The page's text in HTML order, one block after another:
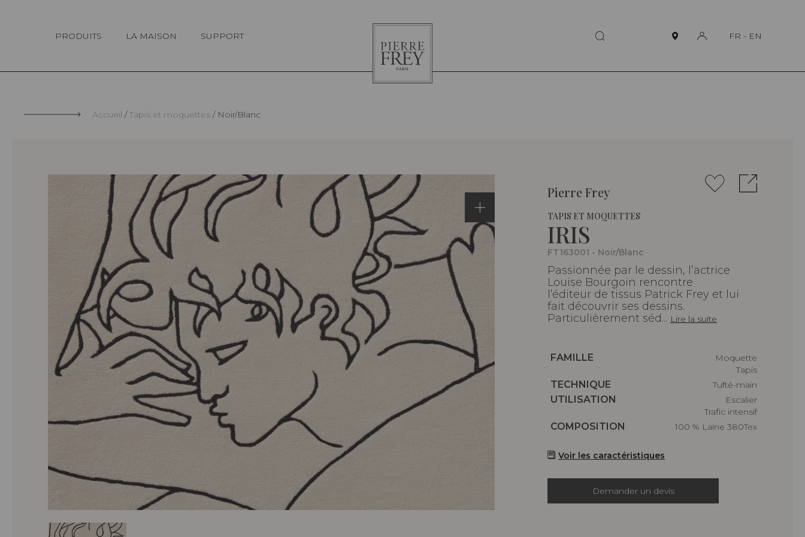
PRODUITS LA MAISON SUPPORT
Pierre
Frey
FR - EN
Accueil Tapis et moquettes Noir/Blanc
Pierre Frey
TAPIS ET MOQUETTES
IRIS
FT163001 - Noir/Blanc
Passionnée par le dessin, l’actrice
Louise Bourgoin rencontre
l’éditeur de tissus Patrick Frey et lui
fait découvrir ses dessins.
Particulièrement séd... Lire la suite
Caractéristiques
FAMILLE
Moquette
Tapis
Caractéristiques
TECHNIQUE
Tufté-main
Caractéristiques
UTILISATION
Escalier
Trafic intensif
Caractéristiques
COMPOSITION 100 % Laine 380Tex
Voir les caractéristiques
Demander un devis